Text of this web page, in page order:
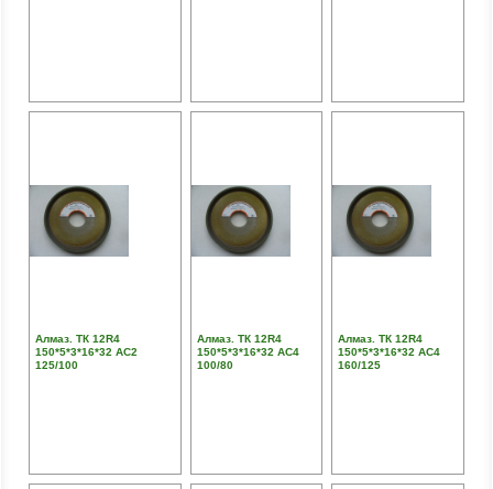
Алмаз. ТК 12R4
150*5*3*16*32 АС2
125/100
Алмаз. ТК 12R4
150*5*3*16*32 АС4
100/80
Алмаз. ТК 12R4
150*5*3*16*32 АС4
160/125